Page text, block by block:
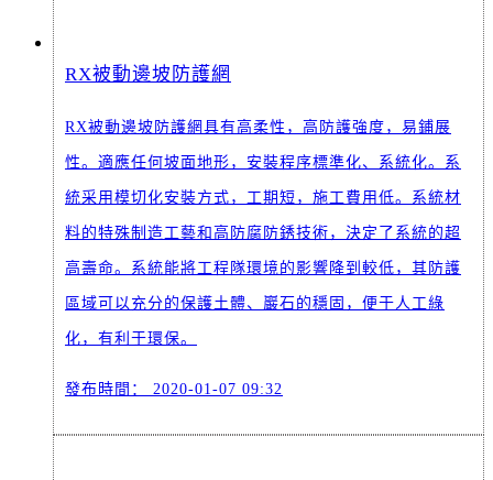
RX被動邊坡防護網
RX被動邊坡防護網具有高柔性，高防護強度，易鋪展
性。適應任何坡面地形，安裝程序標準化、系統化。系
統采用模切化安裝方式，工期短，施工費用低。系統材
料的特殊制造工藝和高防腐防銹技術，決定了系統的超
高壽命。系統能將工程隊環境的影響降到較低，其防護
區域可以充分的保護土體、巖石的穩固，便于人工綠
化，有利于環保。
發布時間： 2020-01-07 09:32